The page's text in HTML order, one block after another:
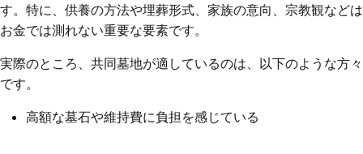
す。特に、供養の方法や埋葬形式、家族の意向、宗教観などは
お金では測れない重要な要素です。
実際のところ、共同墓地が適しているのは、以下のような方々
です。
高額な墓石や維持費に負担を感じている